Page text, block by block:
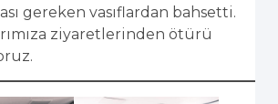
gereken vasıflardan bahsetti.
ziyaretlerinden ötürü